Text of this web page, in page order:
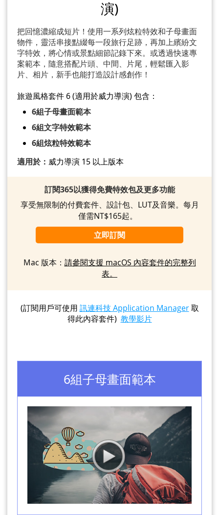
演)
把回憶濃縮成短片！使用一系列炫粒特效和子母畫面
物件，靈活串接點綴每一段旅行足跡，再加上繽紛文
字特效，將心情或景點細節記錄下來。或透過快速專
案範本，隨意搭配片頭、中間、片尾，輕鬆匯入影
片、相片，新手也能打造設計感創作！
旅遊風格套件 6 (適用於威力導演) 包含：
6組子母畫面範本
6組文字特效範本
6組炫粒特效範本
適用於： 威力導演 15 以上版本
訂閱365以獲得免費特效包及更多功能
享受無限制的付費套件、設計包、LUT及音樂。每月
僅需NT$165起。
立即訂閱
Mac 版本： 請參閱支援 macOS 內容套件的完整列
表。
(訂閱用戶可使用 訊連科技 Application Manager取
得此內容套件) 教學影片
6組子母畫面範本